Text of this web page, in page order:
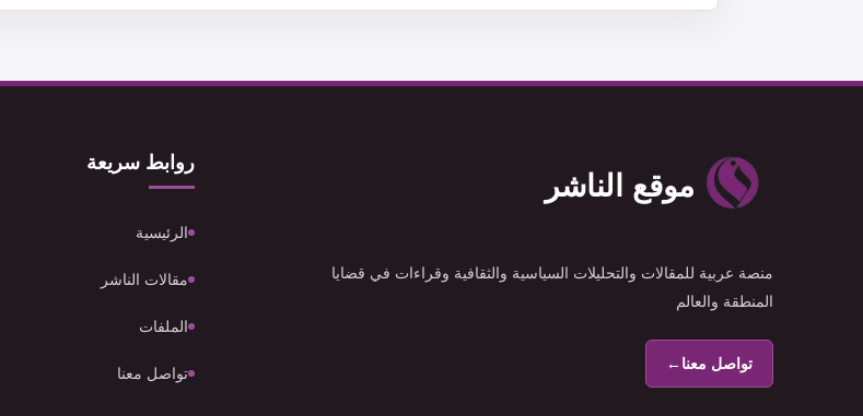
موقع الناشر
منصة عربية للمقالات والتحليلات السياسية والثقافية وقراءات في قضايا
المنطقة والعالم
تواصل معنا←
روابط سريعة
الرئيسية
مقالات الناشر
الملفات
تواصل معنا